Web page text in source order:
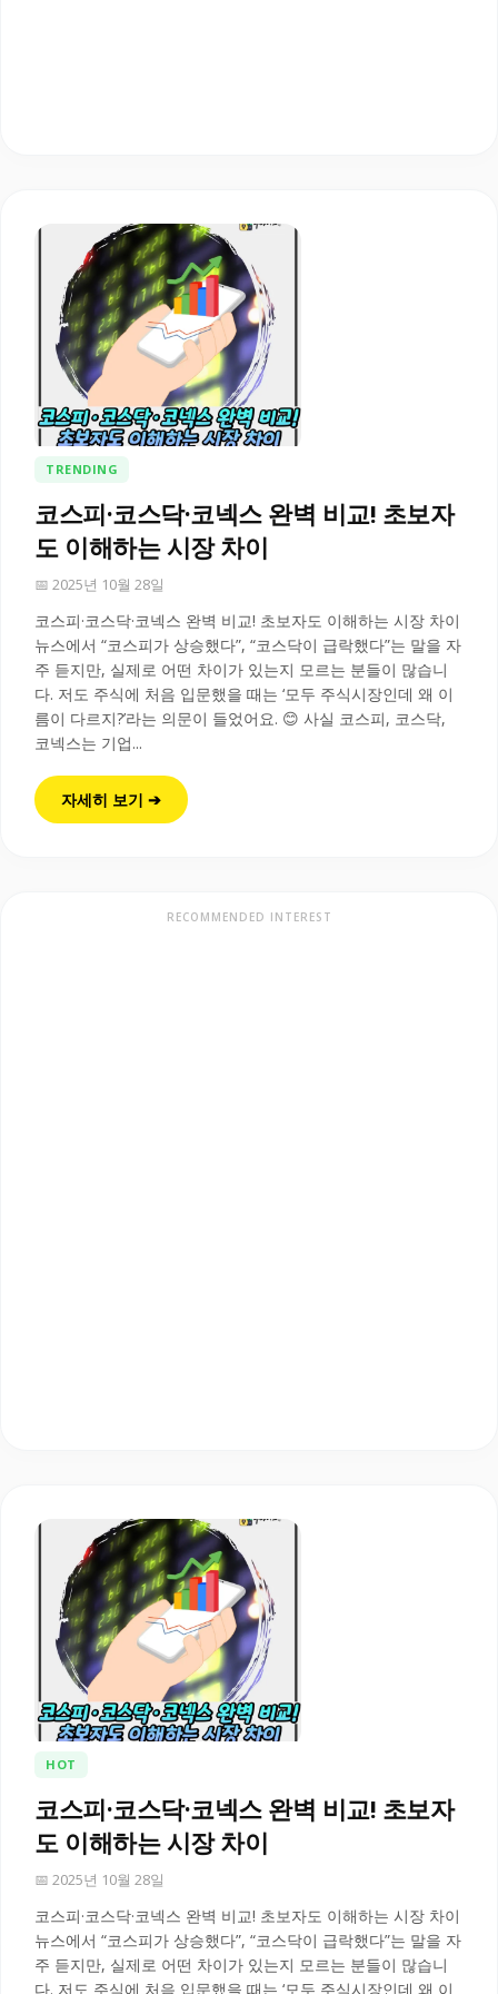
TRENDING
코스피·코스닥·코넥스 완벽 비교! 초보자
도 이해하는 시장 차이
📅 2025년 10월 28일
코스피·코스닥·코넥스 완벽 비교! 초보자도 이해하는 시장 차이
뉴스에서 “코스피가 상승했다”, “코스닥이 급락했다”는 말을 자
주 듣지만, 실제로 어떤 차이가 있는지 모르는 분들이 많습니
다. 저도 주식에 처음 입문했을 때는 ‘모두 주식시장인데 왜 이
름이 다르지?’라는 의문이 들었어요. 😊 사실 코스피, 코스닥,
코넥스는 기업...
자세히 보기 ➔
RECOMMENDED INTEREST
HOT
코스피·코스닥·코넥스 완벽 비교! 초보자
도 이해하는 시장 차이
📅 2025년 10월 28일
코스피·코스닥·코넥스 완벽 비교! 초보자도 이해하는 시장 차이
뉴스에서 “코스피가 상승했다”, “코스닥이 급락했다”는 말을 자
주 듣지만, 실제로 어떤 차이가 있는지 모르는 분들이 많습니
다. 저도 주식에 처음 입문했을 때는 ‘모두 주식시장인데 왜 이